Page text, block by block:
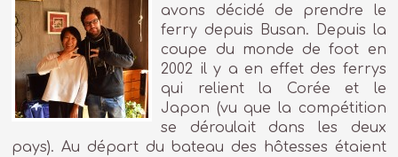
avons décidé de prendre le
ferry depuis Busan. Depuis la
coupe du monde de foot en
2002 il y a en effet des ferrys
qui relient la Corée et le
Japon (vu que la compétition
se déroulait dans les deux
pays). Au départ du bateau des hôtesses étaient